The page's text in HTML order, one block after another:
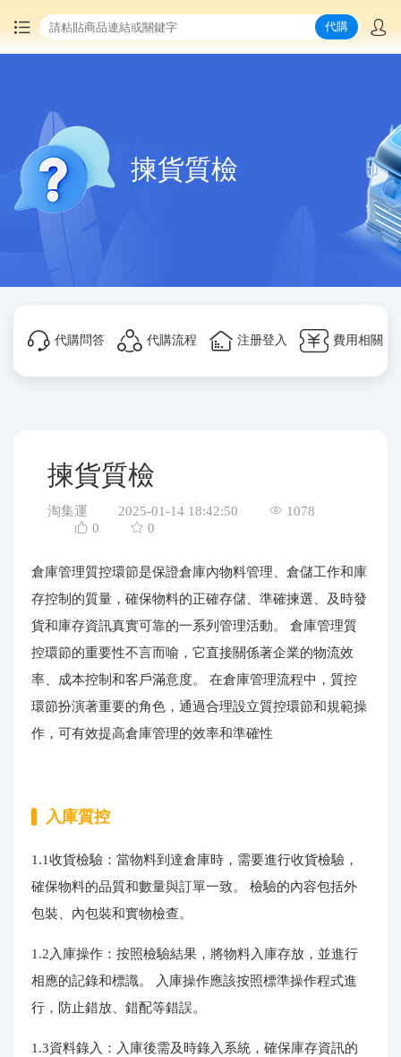
中國商品代購
集運服務
爆品推薦
關於我們
代購
揀貨質檢
代購問答 代購流程 注册登入 費用相關
揀貨質檢
淘集運 2025-01-14 18:42:50
1078
0
0
倉庫管理質控環節是保證倉庫內物料管理、倉儲工作和庫
存控制的質量，確保物料的正確存儲、準確揀選、及時發
貨和庫存資訊真實可靠的一系列管理活動。 倉庫管理質
控環節的重要性不言而喻，它直接關係著企業的物流效
率、成本控制和客戶滿意度。 在倉庫管理流程中，質控
環節扮演著重要的角色，通過合理設立質控環節和規範操
作，可有效提高倉庫管理的效率和準確性
入庫質控
1.1收貨檢驗：當物料到達倉庫時，需要進行收貨檢驗，
確保物料的品質和數量與訂單一致。 檢驗的內容包括外
包裝、內包裝和實物檢查。
1.2入庫操作：按照檢驗結果，將物料入庫存放，並進行
相應的記錄和標識。 入庫操作應該按照標準操作程式進
行，防止錯放、錯配等錯誤。
1.3資料錄入：入庫後需及時錄入系統，確保庫存資訊的